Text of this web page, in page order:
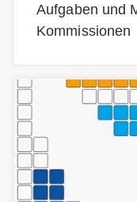
Aufgaben und
Kommissionen